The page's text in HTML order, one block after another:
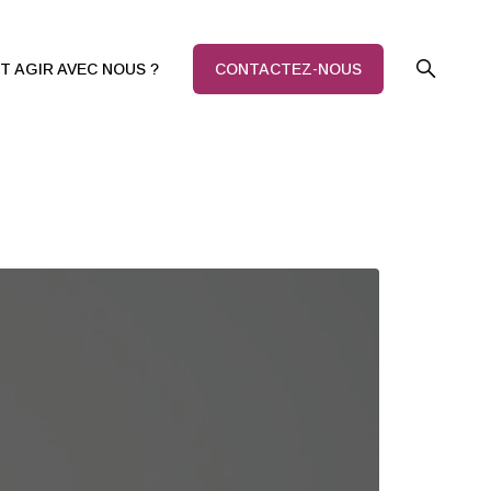
AGIR AVEC NOUS ? CONTACTEZ-NOUS